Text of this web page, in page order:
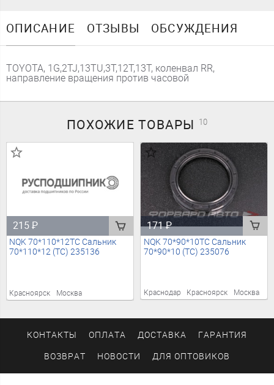
ОПИСАНИЕ ОТЗЫВЫ ОБСУЖДЕНИЯ
TOYOTA, 1G,2TJ,13TU,3T,12T,13T, коленвал RR,
направление вращения против часовой
ПОХОЖИЕТОВАРЫ 10
215₽
NQK 70*110*12TC Сальник
70*110*12 (TC) 235136
Красноярск Москва
171₽
NQK 70*90*10TC Сальник
70*90*10 (TC) 235076
Краснодар Красноярск Москва
КОНТАКТЫ ОПЛАТА ДОСТАВКА ГАРАНТИЯ
ВОЗВРАТ НОВОСТИ ДЛЯ ОПТОВИКОВ